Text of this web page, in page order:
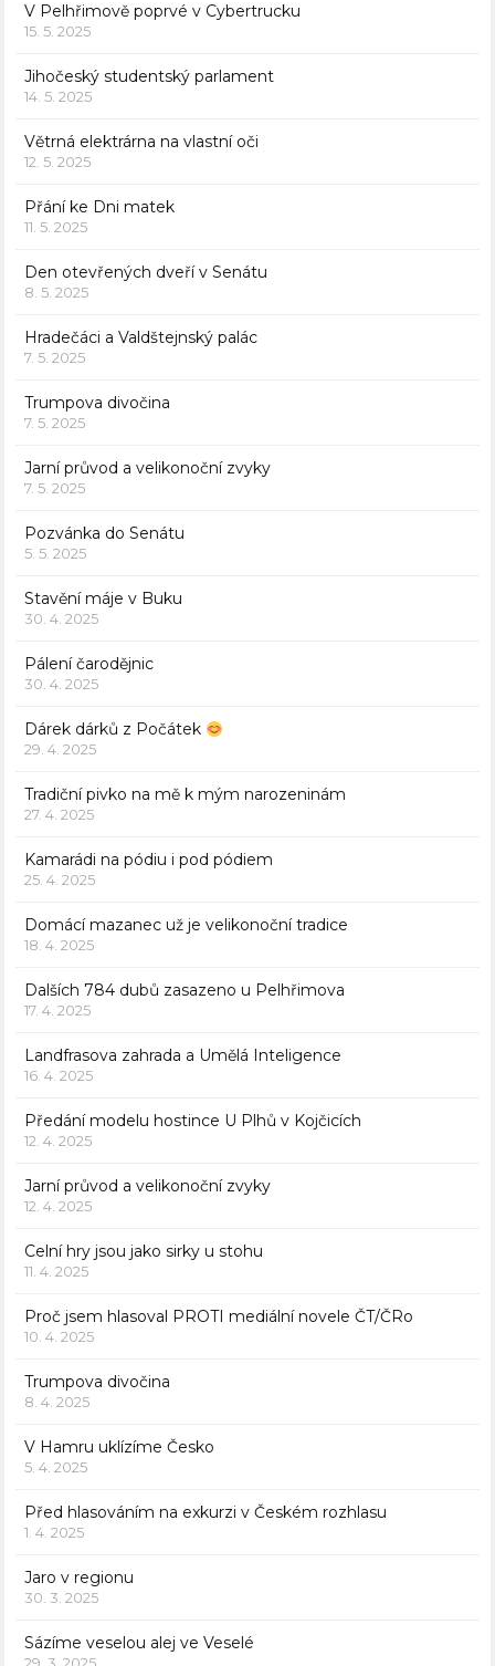
V Pelhřimově poprvé v Cybertrucku
15. 5. 2025
Jihočeský studentský parlament
14. 5. 2025
Větrná elektrárna na vlastní oči
12. 5. 2025
Přání ke Dni matek
11. 5. 2025
Den otevřených dveří v Senátu
8. 5. 2025
Hradečáci a Valdštejnský palác
7. 5. 2025
Trumpova divočina
7. 5. 2025
Jarní průvod a velikonoční zvyky
7. 5. 2025
Pozvánka do Senátu
5. 5. 2025
Stavění máje v Buku
30. 4. 2025
Pálení čarodějnic
30. 4. 2025
Dárek dárků z Počátek
29. 4. 2025
Tradiční pivko na mě k mým narozeninám
27. 4. 2025
Kamarádi na pódiu i pod pódiem
25. 4. 2025
Domácí mazanec už je velikonoční tradice
18. 4. 2025
Dalších 784 dubů zasazeno u Pelhřimova
17. 4. 2025
Landfrasova zahrada a Umělá Inteligence
16. 4. 2025
Předání modelu hostince U Plhů v Kojčicích
12. 4. 2025
Jarní průvod a velikonoční zvyky
12. 4. 2025
Celní hry jsou jako sirky u stohu
11. 4. 2025
Proč jsem hlasoval PROTI mediální novele ČT/ČRo
10. 4. 2025
Trumpova divočina
8. 4. 2025
V Hamru uklízíme Česko
5. 4. 2025
Před hlasováním na exkurzi v Českém rozhlasu
1. 4. 2025
Jaro v regionu
30. 3. 2025
Sázíme veselou alej ve Veselé